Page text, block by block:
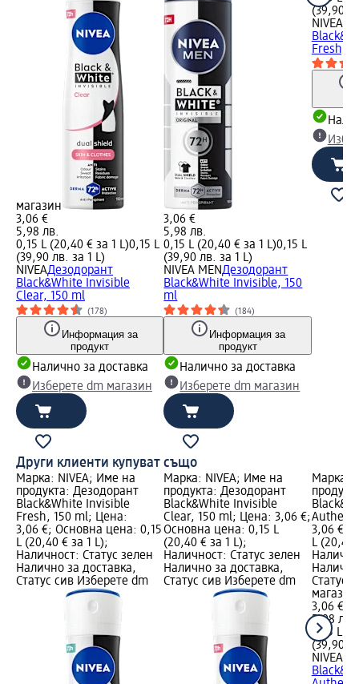
магазин
3,06 €
5,98 лв.
0,15 L (20,40 € за 1 L)0,15 L
(39,90 лв. за 1 L)
NIVEAДезодорант
Black&White Invisible
Clear, 150 ml
(178)
Информация за
продукт
Налично за доставка
Изберете dm магазин
3,06 €
5,98 лв.
0,15 L (20,40 € за 1 L)0,15 L
(39,90 лв. за 1 L)
NIVEA MENДезодорант
Black&White Invisible, 150
ml
(184)
Информация за
продукт
Налично за доставка
Изберете dm магазин
(39,90
NIVEA
Fresh,
Други клиенти купуват също
Марка: NIVEA; Име на
продукта: Дезодорант
Black&White Invisible
Fresh, 150 ml; Цена:
3,06 €; Основна цена: 0,15
L (20,40 € за 1 L);
Наличност: Статус зелен
Налично за доставка,
Статус сив Изберете dm
Марка: NIVEA; Име на
продукта: Дезодорант
Black&White Invisible
Clear, 150 ml; Цена: 3,06 €;
Основна цена: 0,15 L
(20,40 € за 1 L);
Наличност: Статус зелен
Налично за доставка,
Статус сив Изберете dm
Марка:
3,06 €;
L (20,40
Статус
магазин
3,06 €
5,98 лв.
0,15 L
(39,90
NIVEA